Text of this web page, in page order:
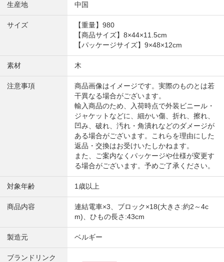
生産地 中国
サイズ
【重量】980
【商品サイズ】8×44×11.5cm
【パッケージサイズ】9×48×12cm
素材 木
注意事項
商品画像はイメージです。実際のものとは若
干異なる場合がございます。
輸入商品のため、入荷時点で外装ビニール・
ジャケットなどに、細かい傷、折れ、擦れ、
凹み、破れ、汚れ・角潰れなどのダメージが
ある場合がございます。これらを理由にした
返品・交換はお受けいたしかねます。
また、ご案内なくパッケージや仕様が変更す
る場合がございます。予めご了承ください。
対象年齢 1歳以上
商品内容
連結電車×3、ブロック×18(大きさ:約2～4c
m)、ひもの長さ:43cm
製造元 ベルギー
ブランドリンク